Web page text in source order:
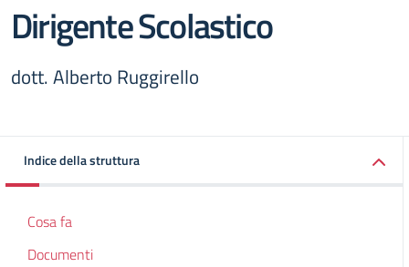
Dirigente Scolastico
dott. Alberto Ruggirello
Indice della struttura
Cosa fa
Documenti